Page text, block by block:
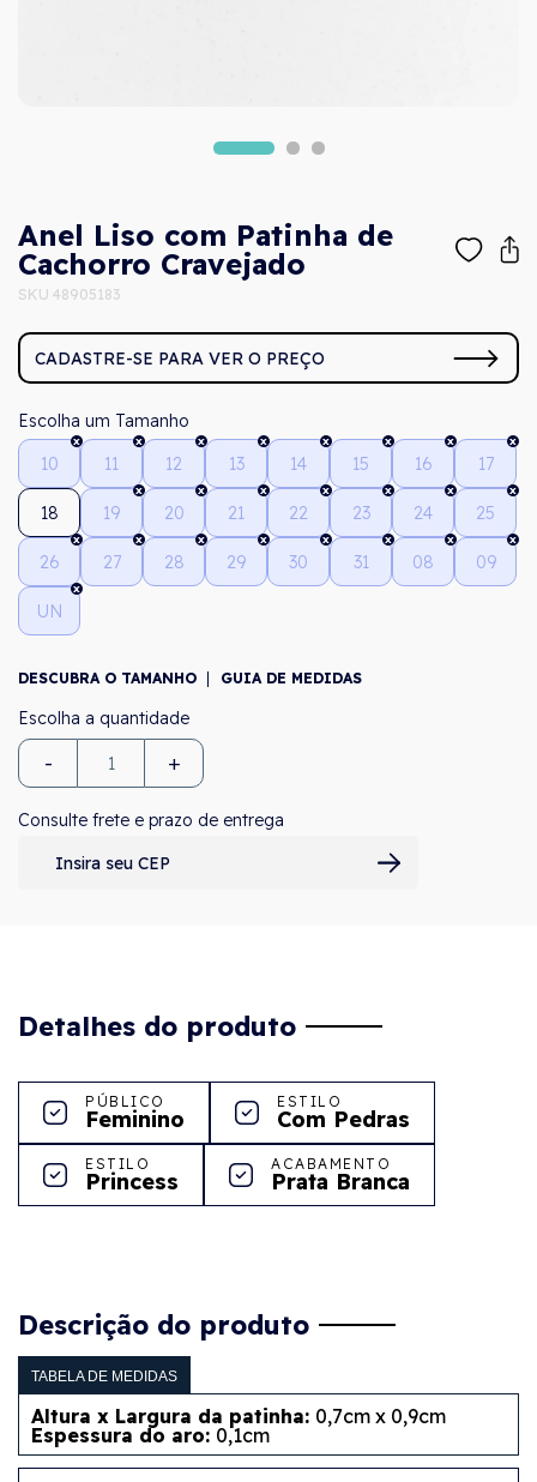
Anel Liso com Patinha de
Cachorro Cravejado
SKU 48905183
CADASTRE-SE PARA VER O PREÇO
Tamanho
10
11 12 13 14 15 16 17
18 19 20 21 22 23 24 25
26 27 28 29 30 31 08 09
UN
DESCUBRA O TAMANHO GUIA DE MEDIDAS
- +
Consulte frete e prazo de entrega
Detalhes do produto
PÚBLICO
Feminino
ESTILO
Com Pedras
ESTILO
Princess
ACABAMENTO
Prata Branca
Descrição do produto
TABELA DE MEDIDAS
Altura x Largura da patinha: 0,7cm x 0,9cm
Espessura do aro: 0,1cm